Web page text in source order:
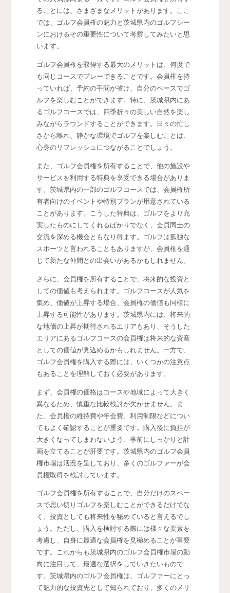
ることには、さまざまなメリットがあります。ここ
では、ゴルフ会員権の魅力と茨城県内のゴルフシー
ンにおけるその重要性について考察してみたいと思
います。
ゴルフ会員権を取得する最大のメリットは、何度で
も同じコースでプレーできることです。会員権を持
っていれば、予約の手間が省け、自分のペースでゴ
ルフを楽しむことができます。特に、茨城県内にあ
るゴルフコースでは、四季折々の美しい自然を楽し
みながらラウンドすることができます。日々の忙し
さから離れ、静かな環境でゴルフを楽しむことは、
心身のリフレッシュにつながることでしょう。
また、ゴルフ会員権を所有することで、他の施設や
サービスを利用する特典を享受できる場合がありま
す。茨城県内の一部のゴルフコースでは、会員権所
有者向けのイベントや特別プランが用意されている
ことがあります。こうした特典は、ゴルフをより充
実したものにしてくれるばかりでなく、会員同士の
交流を深める機会ともなり得ます。ゴルフは孤独な
スポーツと言われることもありますが、会員権を通
じて新たな仲間との出会いがあるかもしれません。
さらに、会員権を所有することで、将来的な投資と
しての価値も考えられます。ゴルフコースが人気を
集め、価値が上昇する場合、会員権の価値も同様に
上昇する可能性があります。茨城県内には、将来的
な地価の上昇が期待されるエリアもあり、そうした
エリアにあるゴルフコースの会員権は将来的な資産
としての価値が見込めるかもしれません。一方で、
ゴルフ会員権を購入する際には、いくつかの注意点
もあることを理解しておく必要があります。
まず、会員権の価格はコースや地域によって大きく
異なるため、慎重な比較検討が欠かせません。ま
た、会員権の維持費や年会費、利用制限などについ
てもよく確認することが重要です。購入後に負担が
大きくなってしまわないよう、事前にしっかりと計
画を立てることが肝要です。茨城県内のゴルフ会員
権市場は活況を呈しており、多くのゴルファーが会
員権取得を検討しています。
ゴルフ会員権を所有することで、自分だけのスペー
スで思い切りゴルフを楽しむことができるだけでな
く、投資としても将来性を秘めていると言えるでし
ょう。ただし、購入を検討する際には様々な要素を
考慮し、自身に最適な会員権を見極めることが重要
です。これからも茨城県内のゴルフ会員権市場の動
向に注目して、最適な選択をしていきたいもので
す。茨城県内のゴルフ会員権は、ゴルファーにとっ
て魅力的な投資先として知られており、多くのメリ